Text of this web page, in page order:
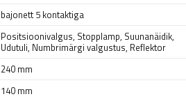
bajonett 5 kontaktiga
Positsioonivalgus, Stopplamp, Suunanäidik,
Udutuli, Numbrimärgi valgustus, Reflektor
240 mm
140 mm